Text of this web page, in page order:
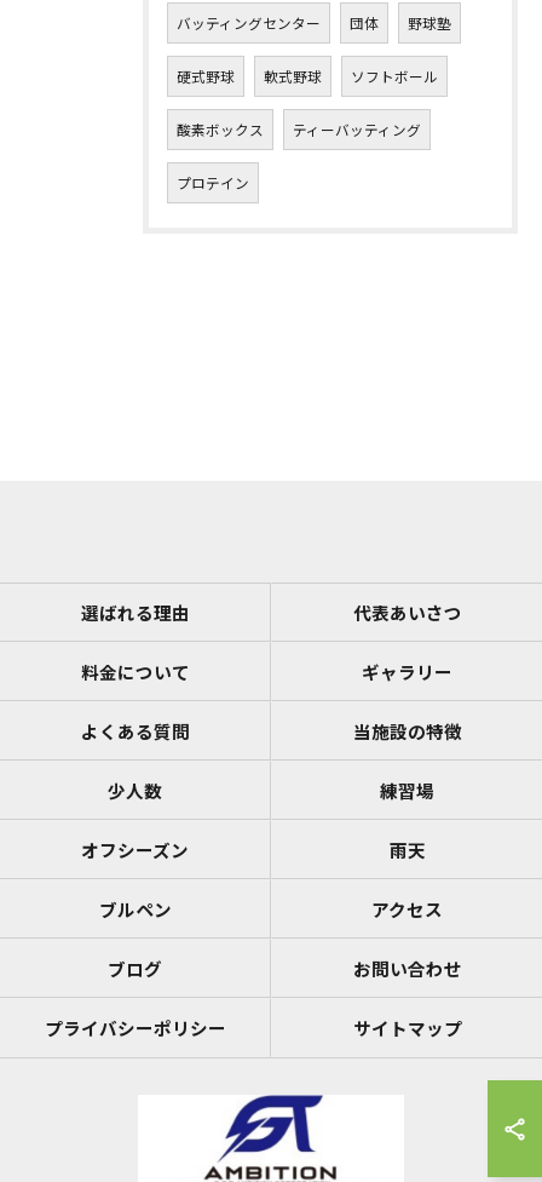
バッティングセンター 団体 野球塾
硬式野球 軟式野球 ソフトボール
酸素ボックス ティーバッティング
プロテイン
選ばれる理由 代表あいさつ
料金について ギャラリー
よくある質問 当施設の特徴
少人数 練習場
オフシーズン 雨天
ブルペン アクセス
ブログ お問い合わせ
プライバシーポリシー サイトマップ